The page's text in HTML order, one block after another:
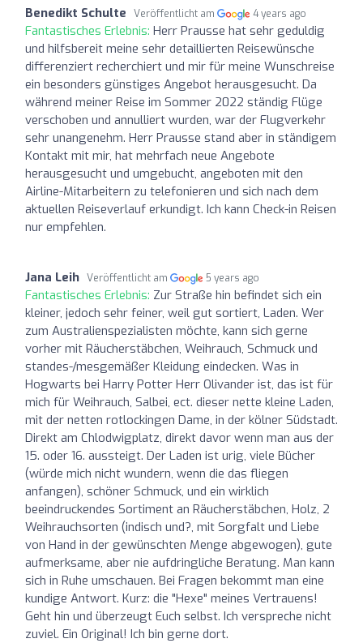
Benedikt Schulte Veröffentlicht am 4 years ago
Fantastisches Erlebnis: Herr Prausse hat sehr geduldig
und hilfsbereit meine sehr detaillierten Reisewünsche
differenziert recherchiert und mir für meine Wunschreise
ein besonders günstiges Angebot herausgesucht. Da
während meiner Reise im Sommer 2022 ständig Flüge
verschoben und annulliert wurden, war der Flugverkehr
sehr unangenehm. Herr Prausse stand aber in ständigem
Kontakt mit mir, hat mehrfach neue Angebote
herausgesucht und umgebucht, angeboten mit den
Airline-Mitarbeitern zu telefonieren und sich nach dem
aktuellen Reiseverlauf erkundigt. Ich kann Check-in Reisen
nur empfehlen.
Jana Leih Veröffentlicht am 5 years ago
Fantastisches Erlebnis: Zur Straße hin befindet sich ein
kleiner, jedoch sehr feiner, weil gut sortiert, Laden. Wer
zum Australienspezialisten möchte, kann sich gerne
vorher mit Räucherstäbchen, Weihrauch, Schmuck und
standes-/mesgemäßer Kleidung eindecken. Was in
Hogwarts bei Harry Potter Herr Olivander ist, das ist für
mich für Weihrauch, Salbei, ect. dieser nette kleine Laden,
mit der netten rotlockingen Dame, in der kölner Südstadt.
Direkt am Chlodwigplatz, direkt davor wenn man aus der
15. oder 16. aussteigt. Der Laden ist urig, viele Bücher
(würde mich nicht wundern, wenn die das fliegen
anfangen), schöner Schmuck, und ein wirklich
beeindruckendes Sortiment an Räucherstäbchen, Holz, 2
Weihrauchsorten (indisch und?, mit Sorgfalt und Liebe
von Hand in der gewünschten Menge abgewogen), gute
aufmerksame, aber nie aufdringliche Beratung. Man kann
sich in Ruhe umschauen. Bei Fragen bekommt man eine
kundige Antwort. Kurz: die "Hexe" meines Vertrauens!
Geht hin und überzeugt Euch selbst. Ich verspreche nicht
zuviel. Ein Original! Ich bin gerne dort.